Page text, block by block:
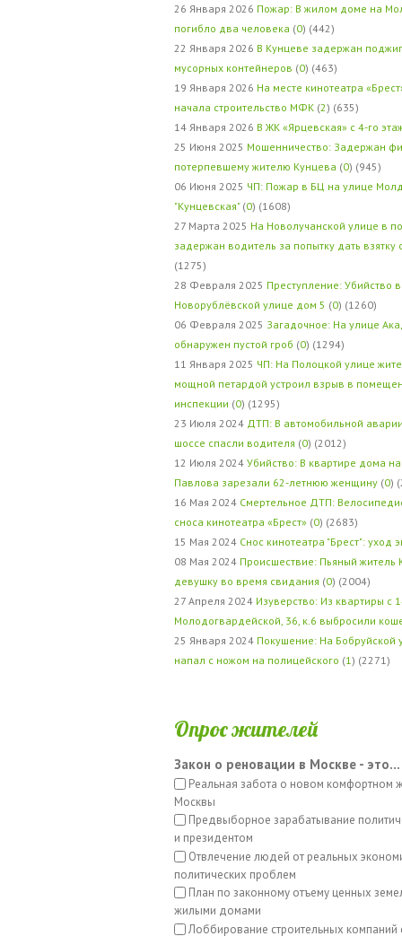
26 Января 2026 Пожар: В жилом доме на
погибло два человека (0) (442)
22 Января 2026 В Кунцеве задержан
мусорных контейнеров (0) (463)
19 Января 2026 На месте кинотеатра
начала строительство МФК (2) (635)
14 Января 2026 В ЖК «Ярцевская» с 4-го
25 Июня 2025 Мошенничество: Задержан
потерпевшему жителю Кунцева (0) (945)
06 Июня 2025 ЧП: Пожар в БЦ на улице
"Кунцевская" (0) (1608)
27 Марта 2025 На Новолучанской улице в
задержан водитель за попытку дать
(1275)
28 Февраля 2025 Преступление: Убийство
Новорублёвской улице дом 5 (0) (1260)
06 Февраля 2025 Загадочное: На улице
обнаружен пустой гроб (0) (1294)
11 Января 2025 ЧП: На Полоцкой улице
мощной петардой устроил взрыв в
инспекции (0) (1295)
23 Июля 2024 ДТП: В автомобильной
шоссе спасли водителя (0) (2012)
12 Июля 2024 Убийство: В квартире дома
Павлова зарезали 62-летнюю женщину (0)
16 Мая 2024 Смертельное ДТП:
сноса кинотеатра «Брест» (0) (2683)
15 Мая 2024 Снос кинотеатра "Брест": уход
08 Мая 2024 Происшествие: Пьяный житель
девушку во время свидания (0) (2004)
27 Апреля 2024 Изуверство: Из квартиры с
Молодогвардейской, 36, к.6 выбросили
25 Января 2024 Покушение: На Бобруйской
напал с ножом на полицейского (1 ) (2271)
Опрос жителей
Закон о реновации в Москве - это...
Реальная забота о новом комфортном
Москвы
Предвыборное зарабатывание
и президентом
Отвлечение людей от реальных
политических проблем
План по законному отъему ценных
жилыми домами
Лоббирование строительных компаний